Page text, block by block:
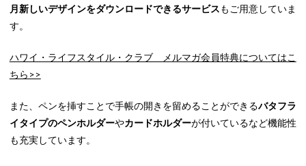
月新しいデザインをダウンロードできるサービスもご用意していま
す。
ハワイ・ライフスタイル・クラブ メルマガ会員特典についてはこ
ちら>>
また、ペンを挿すことで手帳の開きを留めることができるバタフラ
イタイプのペンホルダーやカードホルダーが付いているなど機能性
も充実しています。